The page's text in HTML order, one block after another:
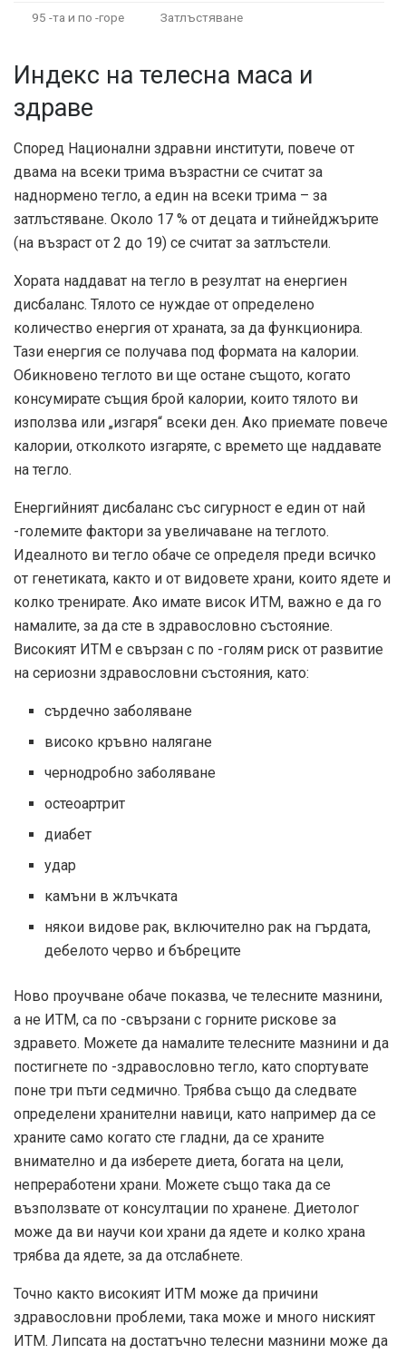
95 -та и по -горе Затлъстяване
Индекс на телесна маса и
здраве
Според Национални здравни институти, повече от
двама на всеки трима възрастни се считат за
наднормено тегло, а един на всеки трима – за
затлъстяване. Около 17 % от децата и тийнейджърите
(на възраст от 2 до 19) се считат за затлъстели.
Хората наддават на тегло в резултат на енергиен
дисбаланс. Тялото се нуждае от определено
количество енергия от храната, за да функционира.
Тази енергия се получава под формата на калории.
Обикновено теглото ви ще остане същото, когато
консумирате същия брой калории, които тялото ви
използва или „изгаря“ всеки ден. Ако приемате повече
калории, отколкото изгаряте, с времето ще наддавате
на тегло.
Енергийният дисбаланс със сигурност е един от най
-големите фактори за увеличаване на теглото.
Идеалното ви тегло обаче се определя преди всичко
от генетиката, както и от видовете храни, които ядете и
колко тренирате. Ако имате висок ИТМ, важно е да го
намалите, за да сте в здравословно състояние.
Високият ИТМ е свързан с по -голям риск от развитие
на сериозни здравословни състояния, като:
сърдечно заболяване
високо кръвно налягане
чернодробно заболяване
остеоартрит
диабет
удар
камъни в жлъчката
някои видове рак, включително рак на гърдата,
дебелото черво и бъбреците
Ново проучване обаче показва, че телесните мазнини,
а не ИТМ, са по -свързани с горните рискове за
здравето. Можете да намалите телесните мазнини и да
постигнете по -здравословно тегло, като спортувате
поне три пъти седмично. Трябва също да следвате
определени хранителни навици, като например да се
храните само когато сте гладни, да се храните
внимателно и да изберете диета, богата на цели,
непреработени храни. Можете също така да се
възползвате от консултации по хранене. Диетолог
може да ви научи кои храни да ядете и колко храна
трябва да ядете, за да отслабнете.
Точно както високият ИТМ може да причини
здравословни проблеми, така може и много ниският
ИТМ. Липсата на достатъчно телесни мазнини може да